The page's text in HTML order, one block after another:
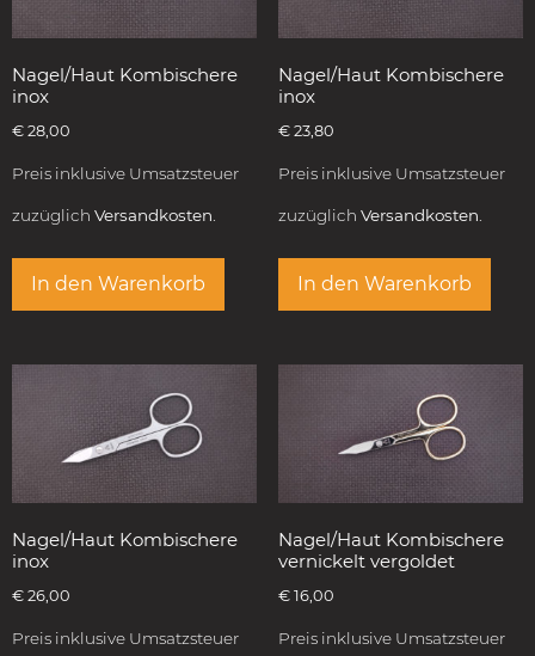
Nagel/Haut Kombischere
inox
€ 28,00
Preis inklusive Umsatzsteuer
zuzüglich Versandkosten.
In den Warenkorb
Nagel/Haut Kombischere
inox
€23,80
Preis inklusive Umsatzsteuer
zuzüglich Versandkosten.
In den Warenkorb
Nagel/Haut Kombischere
inox
€ 26,00
Preis inklusive Umsatzsteuer
Nagel/Haut Kombischere
vernickelt vergoldet
€16,00
Preis inklusive Umsatzsteuer